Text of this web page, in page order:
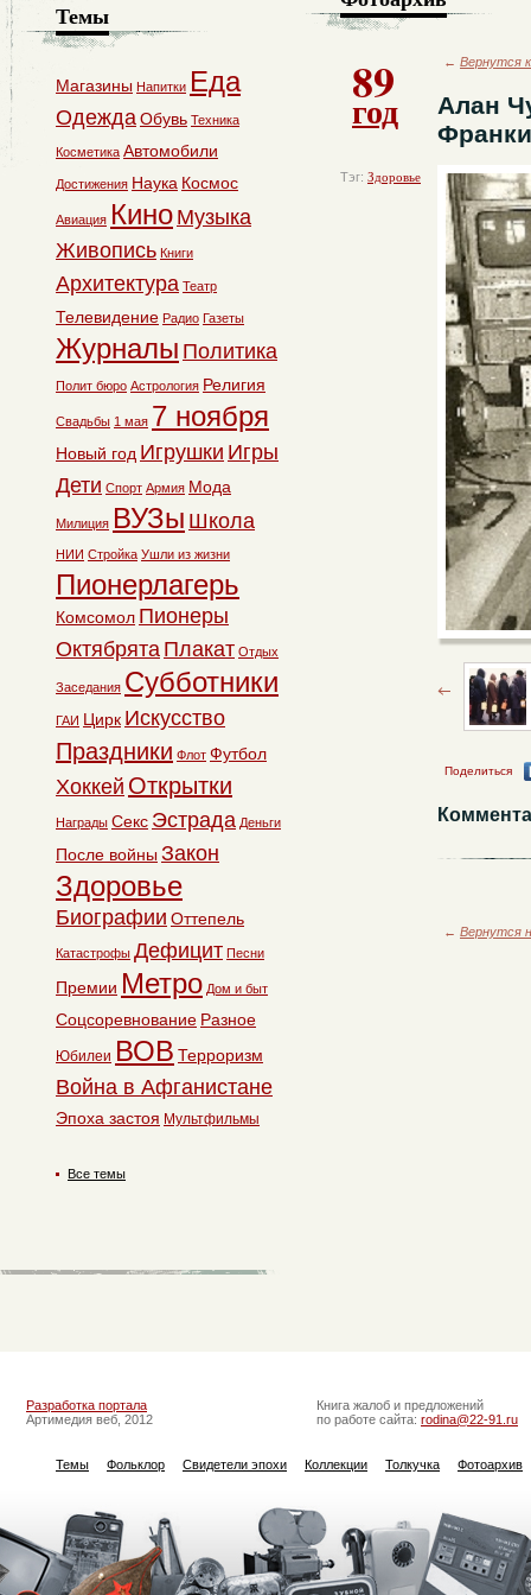
89
год
Тэг: Здоровье
← Вернутся
Алан
Поделиться
← Вернутся
Темы
Магазины Напитки Еда
ОдеждаОбувь Техника
Косметика Автомобили
Достижения Наука Космос
Авиация Кино Музыка
Живопись Книги
Архитектура Театр
Телевидение Радио Газеты
Журналы Политика
Полит бюро Астрология Религия
Свадьбы 1 мая 7 ноября
Новый год Игрушки Игры
Дети Спорт Армия Мода
Милиция ВУЗы Школа
НИИ Стройка Ушли из жизни
Пионерлагерь
Комсомол Пионеры
Октябрята Плакат Отдых
Заседания Субботники
ГАИ Цирк Искусство
Праздники Флот Футбол
Хоккей Открытки
Награды Секс Эстрада Деньги
После войны Закон
Здоровье
Биографии Оттепель
Катастрофы Дефицит Песни
Премии Метро Дом и быт
Соцсоревнование Разное
Юбилеи ВОВ Терроризм
Война в Афганистане
Эпоха застоя Мультфильмы
Все темы
Разработка портала
Артимедия веб, 2012
Книга жалоб и предложений
по работе сайта: rodina@22-91.ru
Темы Фольклор Свидетели эпохи Коллекции Толкучка Фотоархив